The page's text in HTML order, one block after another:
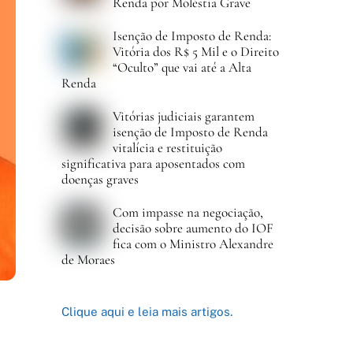
Isenção de Imposto de Renda:
Vitória dos R$ 5 Mil e o Direito
“Oculto” que vai até a Alta
Renda
Vitórias judiciais garantem
isenção de Imposto de Renda
vitalícia e restituição
significativa para aposentados com
doenças graves
Com impasse na negociação,
decisão sobre aumento do IOF
fica com o Ministro Alexandre
de Moraes
Clique aqui e leia mais artigos.